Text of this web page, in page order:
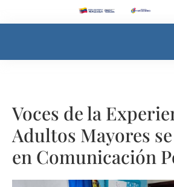
Voces de la
Adultos Mayores
en Comunicación